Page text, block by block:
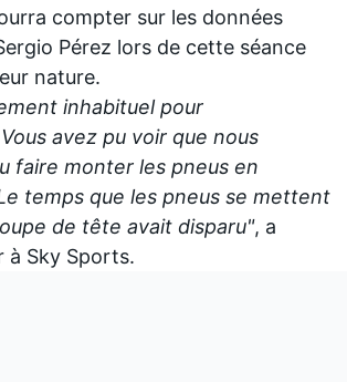
compter sur les données
Pérez lors de cette séance
nature.
inhabituel pour
avez pu voir que nous
faire monter les pneus en
temps que les pneus se mettent
de tête avait disparu", a
à Sky Sports.